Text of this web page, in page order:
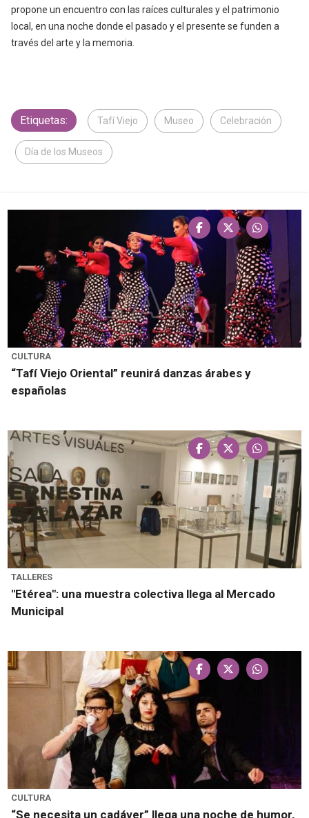
propone un encuentro con las raíces culturales y el patrimonio
local, en una noche donde el pasado y el presente se funden a
través del arte y la memoria.
Etiquetas: Tafí Viejo Museo Celebración
Día de los Museos
CULTURA
“Tafí Viejo Oriental” reunirá danzas árabes y
españolas
TALLERES
"Etérea": una muestra colectiva llega al Mercado
Municipal
CULTURA
“Se necesita un cadáver” llega una noche de humor,